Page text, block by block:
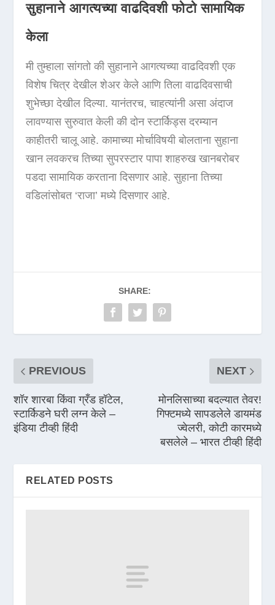
सुहानाने आगत्यच्या वाढदिवशी फोटो सामायिक
केला
मी तुम्हाला सांगतो की सुहानाने आगत्यच्या वाढदिवशी एक
विशेष चित्र देखील शेअर केले आणि तिला वाढदिवसाची
शुभेच्छा देखील दिल्या. यानंतरच, चाहत्यांनी असा अंदाज
लावण्यास सुरुवात केली की दोन स्टार्किड्स दरम्यान
काहीतरी चालू आहे. कामाच्या मोर्चाविषयी बोलताना सुहाना
खान लवकरच तिच्या सुपरस्टार पापा शाहरुख खानबरोबर
पडदा सामायिक करताना दिसणार आहे. सुहाना तिच्या
वडिलांसोबत ‘राजा’ मध्ये दिसणार आहे.
SHARE:
PREVIOUS
शॉर शारबा किंवा ग्रँड हॉटेल,
स्टार्किडने घरी लग्न केले –
इंडिया टीव्ही हिंदी
NEXT
मोनलिसाच्या बदल्यात तेवर!
गिफ्टमध्ये सापडलेले डायमंड
ज्वेलरी, कोटी कारमध्ये
बसलेले – भारत टीव्ही हिंदी
RELATED POSTS